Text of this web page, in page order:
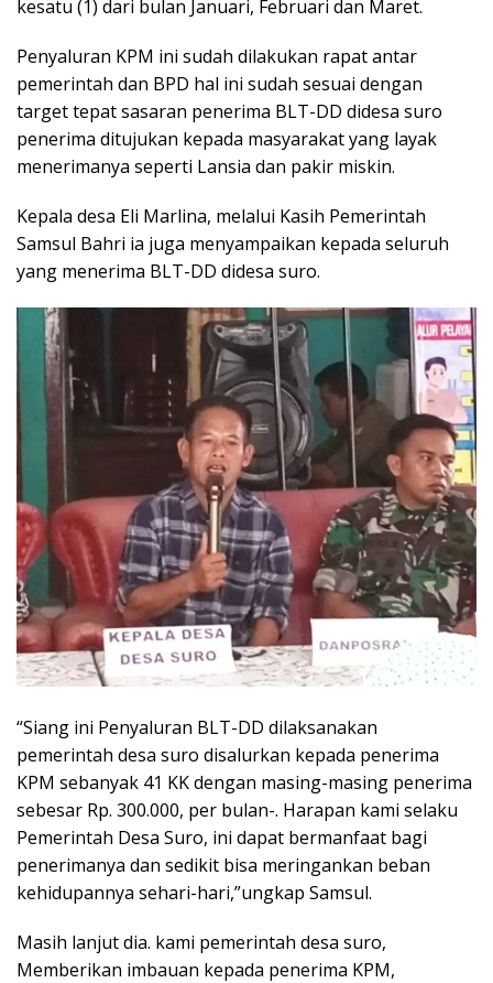
kesatu (1) dari bulan Januari, Februari dan Maret.
Penyaluran KPM ini sudah dilakukan rapat antar
pemerintah dan BPD hal ini sudah sesuai dengan
target tepat sasaran penerima BLT-DD didesa suro
penerima ditujukan kepada masyarakat yang layak
menerimanya seperti Lansia dan pakir miskin.
Kepala desa Eli Marlina, melalui Kasih Pemerintah
Samsul Bahri ia juga menyampaikan kepada seluruh
yang menerima BLT-DD didesa suro.
“Siang ini Penyaluran BLT-DD dilaksanakan
pemerintah desa suro disalurkan kepada penerima
KPM sebanyak 41 KK dengan masing-masing penerima
sebesar Rp. 300.000, per bulan-. Harapan kami selaku
Pemerintah Desa Suro, ini dapat bermanfaat bagi
penerimanya dan sedikit bisa meringankan beban
kehidupannya sehari-hari,”ungkap Samsul.
Masih lanjut dia. kami pemerintah desa suro,
Memberikan imbauan kepada penerima KPM,